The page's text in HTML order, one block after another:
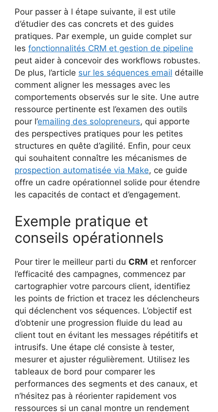
Pour passer à l étape suivante, il est utile
d’étudier des cas concrets et des guides
pratiques. Par exemple, un guide complet sur
les fonctionnalités CRM et gestion de pipeline
peut aider à concevoir des workflows robustes.
De plus, l’article sur les séquences email détaille
comment aligner les messages avec les
comportements observés sur le site. Une autre
ressource pertinente est l’examen des outils
pour l’emailing des solopreneurs, qui apporte
des perspectives pratiques pour les petites
structures en quête d’agilité. Enfin, pour ceux
qui souhaitent connaître les mécanismes de
prospection automatisée via Make, ce guide
offre un cadre opérationnel solide pour étendre
les capacités de contact et d’engagement.
Exemple pratique et
conseils opérationnels
Pour tirer le meilleur parti du CRM et renforcer
l’efficacité des campagnes, commencez par
cartographier votre parcours client, identifiez
les points de friction et tracez les déclencheurs
qui déclenchent vos séquences. L’objectif est
d’obtenir une progression fluide du lead au
client tout en évitant les messages répétitifs et
intrusifs. Une étape clé consiste à tester,
mesurer et ajuster régulièrement. Utilisez les
tableaux de bord pour comparer les
performances des segments et des canaux, et
n’hésitez pas à réorienter rapidement vos
ressources si un canal montre un rendement